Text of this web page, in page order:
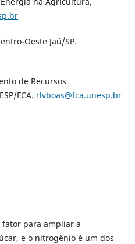
Oeste Jaú/SP.
de Recursos
FCA. rlvboas@fca.unesp.br
para ampliar a
e o nitrogênio é um dos